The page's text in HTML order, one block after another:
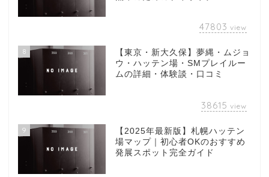
47803 view
8
【東京・新大久保】夢縄・ムジョ
ウ・ハッテン場・SMプレイルー
ムの詳細・体験談・口コミ
38615 view
9
【2025年最新版】札幌ハッテン
場マップ｜初心者OKのおすすめ
発展スポット完全ガイド